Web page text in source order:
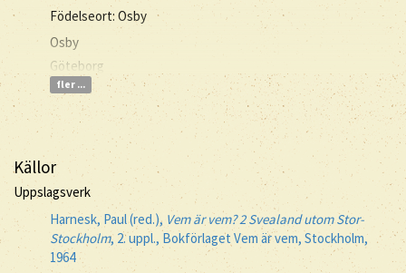
Födelseort: Osby
Osby
Göteborg
fler ...
Källor
Uppslagsverk
Harnesk, Paul (red.), Vem är vem? 2 Svealand utom Stor-
Stockholm, 2. uppl., Bokförlaget Vem är vem, Stockholm,
1964